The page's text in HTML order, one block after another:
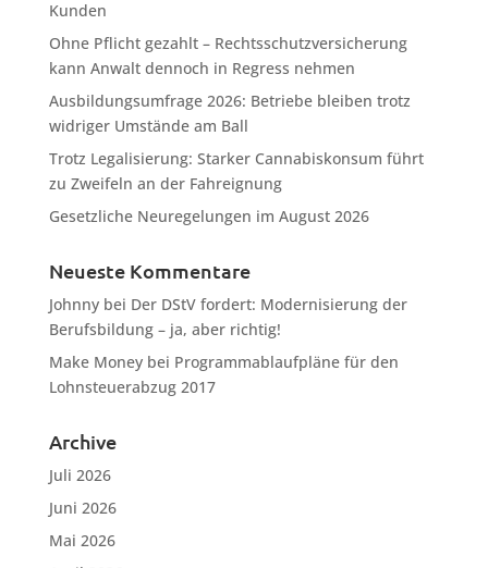
Kunden
Ohne Pflicht gezahlt – Rechtsschutzversicherung
kann Anwalt dennoch in Regress nehmen
Ausbildungsumfrage 2026: Betriebe bleiben trotz
widriger Umstände am Ball
Trotz Legalisierung: Starker Cannabiskonsum führt
zu Zweifeln an der Fahreignung
Gesetzliche Neuregelungen im August 2026
Neueste Kommentare
Johnnybei Der DStV fordert: Modernisierung der
Berufsbildung – ja, aber richtig!
Make Moneybei Programmablaufpläne für den
Lohnsteuerabzug 2017
Archive
Juli 2026
Juni 2026
Mai 2026